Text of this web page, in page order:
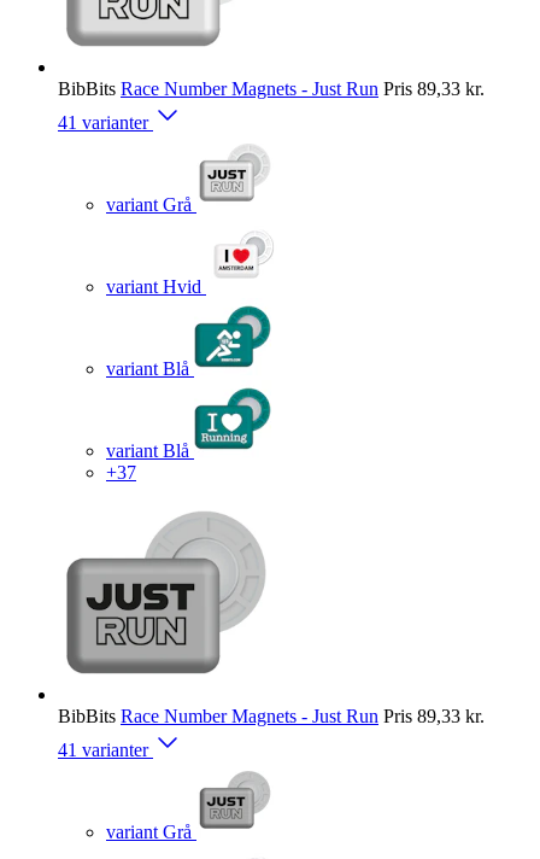
BibBits Race Number Magnets - Just Run Pris 89,33 kr.
41 varianter
variant Grå
variant Hvid
variant Blå
variant Blå
+37
BibBits Race Number Magnets - Just Run Pris 89,33 kr.
41 varianter
variant Grå